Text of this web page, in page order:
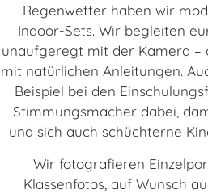
Regenwetter haben wir
Indoor-Sets. Wir begleiten
unaufgeregt mit der Kamera –
mit natürlichen Anleitungen.
Beispiel bei den
Stimmungsmacher dabei,
und sich auch schüchterne
Wir fotografieren
Klassenfotos, auf Wunsch